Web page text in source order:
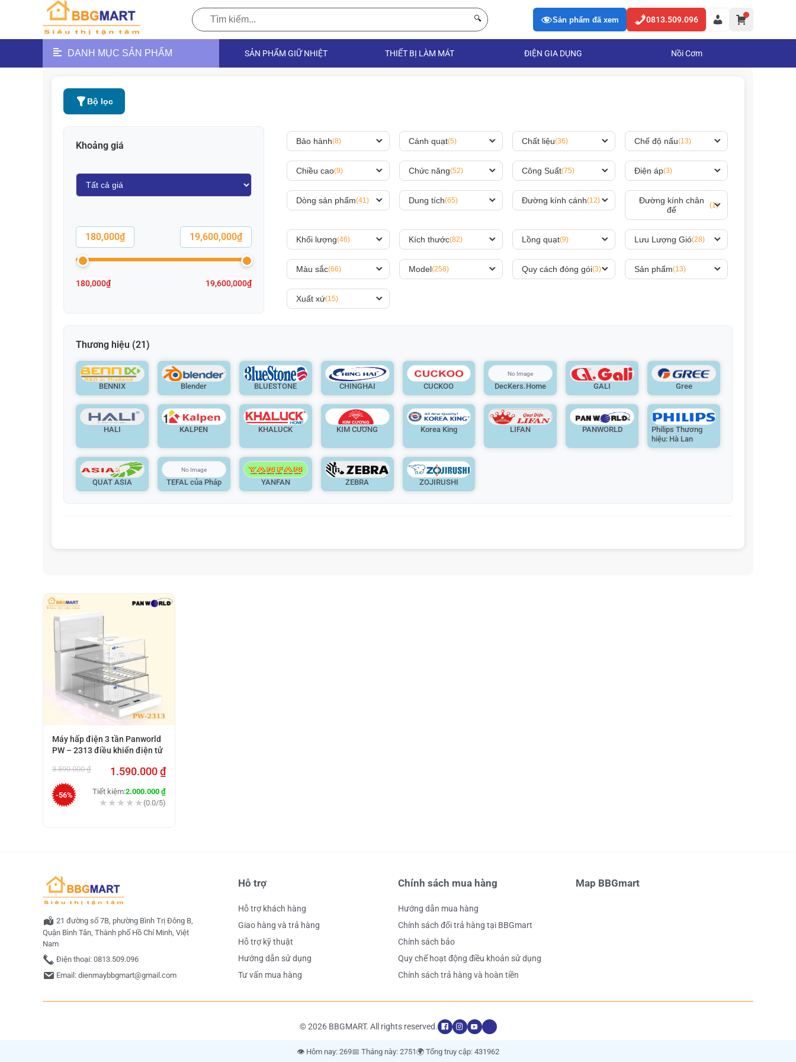
Tìm
kiếm:
🔍 Sản phẩm đã xem 0813.509.096
DANH MỤC SẢN PHẨM SẢN PHẨM GIỮ NHIỆT THIẾT BỊ LÀM MÁT ĐIỆN GIA DỤNG Nồi Cơm
Bộ lọc
Bảo hành(8) Cánh quạt(5) Chất liệu(36) Chế độ nấu(13)
Chiều cao(9) Chức năng(52) Công Suất(75) Điện áp(3)
Dòng sản phẩm(41) Dung tích(65) Đường kính cánh(12)
Đường kính chân
đế
(1)
Khối lượng(46) Kích thước(82) Lồng quạt(9) Lưu Lượng Gió(28)
Màu sắc(66) Model(258) Quy cách đóng gói(3) Sản phẩm(13)
Xuất xứ(15)
Khoảng giá
180,000₫ 19,600,000₫
180,000₫ 19,600,000₫
Thương hiệu (21)
BENNIX Blender BLUESTONE CHINGHAI CUCKOO DecKers.Home GALI Gree
HALI KALPEN KHALUCK KIM CƯƠNG Korea King LIFAN PANWORLD
Philips Thương
hiệu: Hà Lan
QUAT ASIA TEFAL của Pháp YANFAN ZEBRA ZOJIRUSHI
Máy hấp điện 3 tần Panworld
PW – 2313 điều khiển điện tử
3.590.000₫
Giá
là:
3.590.000 ₫.
1.590.000₫
Giá
tại
là:
Tiết kiệm:2.000.000 ₫
★ ★ ★ ★ ★
★ ★ ★ ★ ★ (0.0/5)
-56%
21 đường số 7B, phường Bình Trị Đông B,
Quận Bình Tân, Thành phố Hồ Chí Minh, Việt
Nam
Điện thoại: 0813.509.096
Email: dienmaybbgmart@gmail.com
Hỗ trợ
Hỗ trợ khách hàng
Giao hàng và trả hàng
Hỗ trợ kỹ thuật
Hướng dẫn sử dụng
Tư vấn mua hàng
Chính sách mua hàng
Hướng dẫn mua hàng
Chính sách đổi trả hàng tại BBGmart
Chính sách bảo
Quy chế hoạt động điều khoản sử dụng
Chính sách trả hàng và hoàn tiền
Map BBGmart
© 2026 BBGMART. All rights reserved.
👁️ Hôm nay: 269📅 Tháng này: 2751🌍 Tổng truy cập: 431962